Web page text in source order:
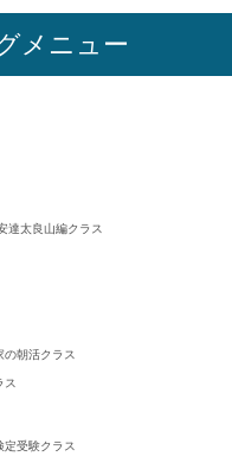
メニュー
達太良山編クラス
の朝活クラス
ス
定受験クラス